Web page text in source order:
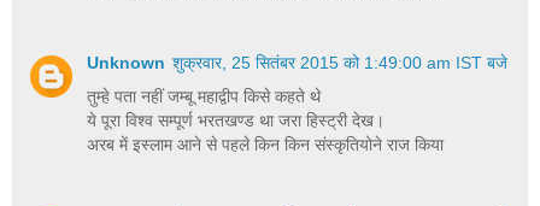
Unknown शुक्रवार, 25 सितंबर 2015 को 1:49:00 am IST बजे
तुम्हे पता नहीं जम्बू महाद्वीप किसे कहते थे
ये पूरा विश्व सम्पूर्ण भरतखण्ड था जरा हिस्ट्री देख।
अरब में इस्लाम आने से पहले किन किन संस्कृतियोने राज किया